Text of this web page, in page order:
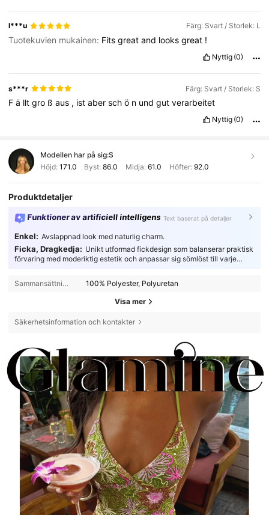
l***u Färg: Svart / Storlek: L
Tuotekuvien mukainen: Fitsgreatand looksgreat !
Nyttig (0)
s***r Färg: Svart / Storlek: S
Fä lltgro ßaus , istaberschö n undgutverarbeitet
Nyttig (0)
Modellen har på sig:S
Höjd: 171.0 Byst:86.0 Midja: 61.0 Höfter: 92.0
Produktdetaljer
Funktioner av artificiell intelligens Text baserat på detaljer
Enkel: Avslappnad look med naturlig charm.
Ficka, Dragkedja: Unikt utformad fickdesign som balanserar praktisk
förvaring med moderiktig estetik och anpassar sig sömlöst till varje
Sammansättning:
100% Polyester, Polyuretan
Visa mer
Säkerhetsinformation och kontakter